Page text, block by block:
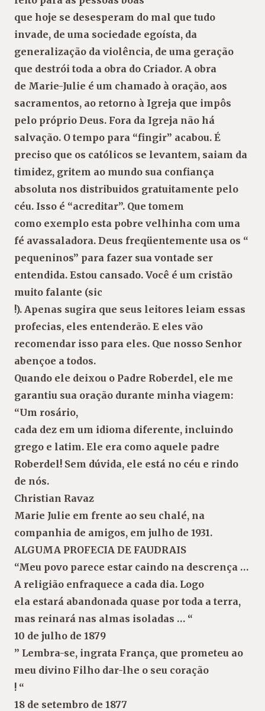
que hoje se desesperam do mal que tudo
invade, de uma sociedade egoísta, da
generalização da violência, de uma geração
que destrói toda a obra do Criador. A obra
de Marie-Julie é um chamado à oração, aos
sacramentos, ao retorno à Igreja que impôs
pelo próprio Deus. Fora da Igreja não há
salvação. O tempo para “fingir” acabou. É
preciso que os católicos se levantem, saiam da
timidez, gritem ao mundo sua confiança
absoluta nos distribuidos gratuitamente pelo
céu. Isso é “acreditar”. Que tomem
como exemplo esta pobre velhinha com uma
fé avassaladora. Deus freqüentemente usa os “
pequeninos” para fazer sua vontade ser
entendida. Estou cansado. Você é um cristão
muito falante (sic
!). Apenas sugira que seus leitores leiam essas
profecias, eles entenderão. E eles vão
recomendar isso para eles. Que nosso Senhor
abençoe a todos.
Quando ele deixou o Padre Roberdel, ele me
garantiu sua oração durante minha viagem:
“Um rosário,
cada dez em um idioma diferente, incluindo
grego e latim. Ele era como aquele padre
Roberdel! Sem dúvida, ele está no céu e rindo
de nós.
Christian Ravaz
Marie Julie em frente ao seu chalé, na
companhia de amigos, em julho de 1931.
ALGUMA PROFECIA DE FAUDRAIS
“Meu povo parece estar caindo na descrença …
A religião enfraquece a cada dia. Logo
ela estará abandonada quase por toda a terra,
mas reinará nas almas isoladas … “
10 de julho de 1879
” Lembra-se, ingrata França, que prometeu ao
meu divino Filho dar-lhe o seu coração
! “
18 de setembro de 1877